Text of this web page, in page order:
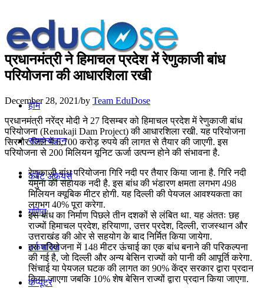
होम
सामान्यज्ञान
करेंट अफेयर्स
गणित
तर्कशक्ति
कंप्यूटर
प्रधानमंत्री ने हिमाचल प्रदेश में रेणुकाजी बांध
परियोजना की आधारशिला रखी
December 28, 2021/by Team EduDose
प्रधानमंत्री नरेंद्र मोदी ने 27 दिसम्बर को हिमाचल प्रदेश में रेणुकाजी बांध
परियोजना (Renukaji Dam Project) की आधारशिला रखी. यह परियोजना
सिरमौर जिले में 6,700 करोड़ रुपये की लागत से तैयार की जाएगी. इस
परियोजना से 200 मिलियन यूनिट ऊर्जा उत्पन्न होने की संभावना है.
रेणुकाजी बांध परियोजना गिरि नदी पर तैयार किया जाना है. गिरि नदी
यमुना की सहायक नदी है. इस बांध की भंडारण क्षमता लगभग 498
मिलियन क्यूबिक मीटर होगी. यह दिल्ली की पेयजल आवश्यकता का
लगभग 40% पूरा करेगा.
इस बांध का निर्माण पिछले तीन दशकों से लंबित था. यह अंततः छह
राज्यों हिमाचल प्रदेश, हरियाणा, उत्तर प्रदेश, दिल्ली, राजस्थान और
उत्तराखंड की ओर से सहयोग के बाद निर्मित किया जायेगा.
इस परियोजना में 148 मीटर ऊंचाई का एक बांध बनाने की परिकल्पना
की गई है, जो दिल्ली और अन्य बेसिन राज्यों को पानी की आपूर्ति करेगा.
सिंचाई या पेयजल घटक की लागत का 90% केंद्र सरकार द्वारा प्रदान
किया जाएगा जबकि 10% शेष बेसिन राज्यों द्वारा प्रदान किया जाएगा.